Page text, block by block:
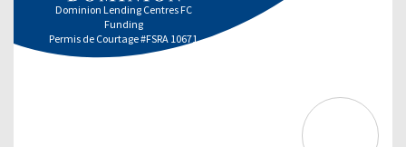
Dominion Lending Centres FC
Funding
Permis de Courtage #FSRA 10671